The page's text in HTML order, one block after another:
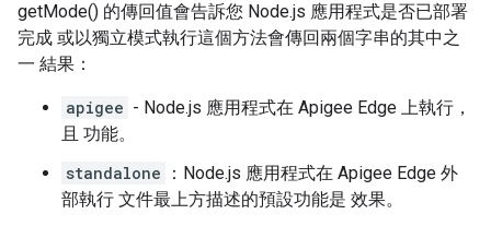
getMode() 的傳回值會告訴您 Node.js 應用程式是否已部署
完成 或以獨立模式執行這個方法會傳回兩個字串的其中之
一 結果：
apigee - Node.js 應用程式在 Apigee Edge 上執行，
且 功能。
standalone
：Node.js 應用程式在 Apigee Edge 外
部執行 文件最上方描述的預設功能是 效果。